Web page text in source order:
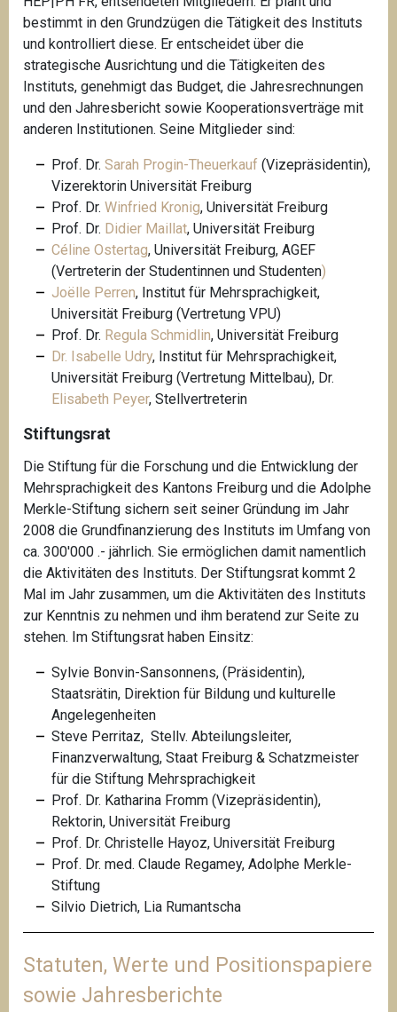
bestimmt in den Grundzügen die Tätigkeit des Instituts
und kontrolliert diese. Er entscheidet über die
strategische Ausrichtung und die Tätigkeiten des
Instituts, genehmigt das Budget, die Jahresrechnungen
und den Jahresbericht sowie Kooperationsverträge mit
anderen Institutionen. Seine Mitglieder sind:
Prof. Dr. Sarah Progin-Theuerkauf (Vizepräsidentin),
Vizerektorin Universität Freiburg
Prof. Dr. Winfried Kronig, Universität Freiburg
Prof. Dr. Didier Maillat, Universität Freiburg
Céline Ostertag, Universität Freiburg, AGEF
(Vertreterin der Studentinnen und Studenten)
Joëlle Perren, Institut für Mehrsprachigkeit,
Universität Freiburg (Vertretung VPU)
Prof. Dr. Regula Schmidlin, Universität Freiburg
Dr. Isabelle Udry, Institut für Mehrsprachigkeit,
Universität Freiburg (Vertretung Mittelbau), Dr.
Elisabeth Peyer, Stellvertreterin
Stiftungsrat
Die Stiftung für die Forschung und die Entwicklung der
Mehrsprachigkeit des Kantons Freiburg und die Adolphe
Merkle-Stiftung sichern seit seiner Gründung im Jahr
2008 die Grundfinanzierung des Instituts im Umfang von
ca. 300'000 .- jährlich. Sie ermöglichen damit namentlich
die Aktivitäten des Instituts. Der Stiftungsrat kommt 2
Mal im Jahr zusammen, um die Aktivitäten des Instituts
zur Kenntnis zu nehmen und ihm beratend zur Seite zu
stehen. Im Stiftungsrat haben Einsitz:
Sylvie Bonvin-Sansonnens, (Präsidentin),
Staatsrätin, Direktion für Bildung und kulturelle
Angelegenheiten
Steve Perritaz, Stellv. Abteilungsleiter,
Finanzverwaltung, Staat Freiburg & Schatzmeister
für die Stiftung Mehrsprachigkeit
Prof. Dr. Katharina Fromm (Vizepräsidentin),
Rektorin, Universität Freiburg
Prof. Dr. Christelle Hayoz, Universität Freiburg
Prof. Dr. med. Claude Regamey, Adolphe Merkle-
Stiftung
Silvio Dietrich, Lia Rumantscha
Statuten, Werte und Positionspapiere
sowie Jahresberichte